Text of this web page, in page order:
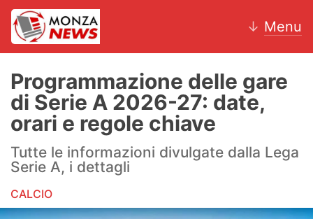
↓ Menu
News
AC Monza
Motori
Programmazione delle gare
di Serie A 2026-27: date,
orari e regole chiave
Tutte le informazioni divulgate dalla Lega
Serie A, i dettagli
CALCIO